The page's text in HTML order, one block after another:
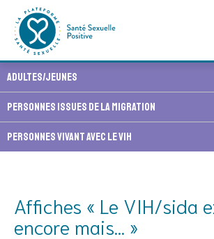
to
content
Adultes/Jeunes
Personnes issues de la migration
Personnes vivant avec le VIH
Affiches « Le VIH/sida
encore mais… »